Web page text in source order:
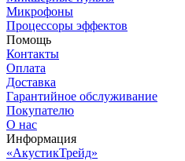
Микрофоны
Процессоры эффектов
Помощь
Контакты
Оплата
Доставка
Гарантийное обслуживание
Покупателю
О нас
Информация
«АкустикТрейд»